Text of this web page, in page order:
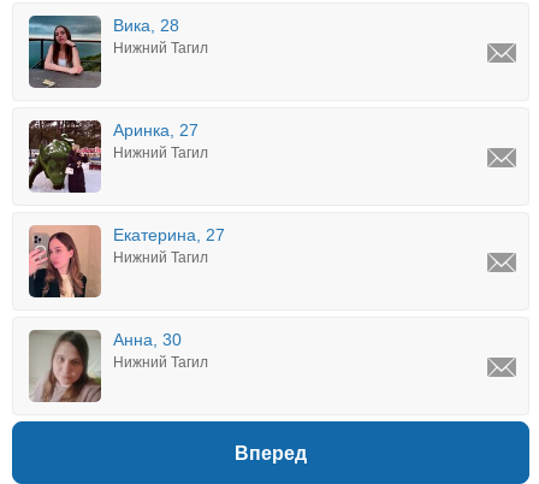
Вика, 28
Нижний Тагил
Аринка, 27
Нижний Тагил
Екатерина, 27
Нижний Тагил
Анна, 30
Нижний Тагил
Вперед